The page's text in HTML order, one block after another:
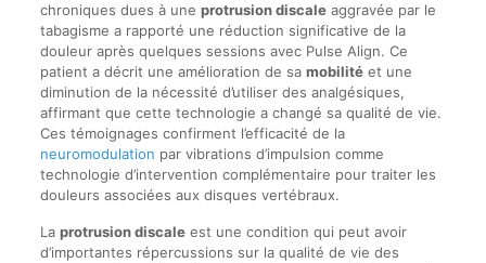
chroniques dues à une protrusion discaleaggravée par le
tabagisme a rapporté une réduction significative de la
douleur après quelques sessions avec Pulse Align. Ce
patient a décrit une amélioration de sa mobilitéet une
diminution de la nécessité d’utiliser des analgésiques,
affirmant que cette technologie a changé sa qualité de vie.
Ces témoignages confirment l’efficacité de la
neuromodulation par vibrations d’impulsion comme
technologie d’intervention complémentaire pour traiter les
douleurs associées aux disques vertébraux.
La protrusion discaleest une condition qui peut avoir
d’importantes répercussions sur la qualité de vie des